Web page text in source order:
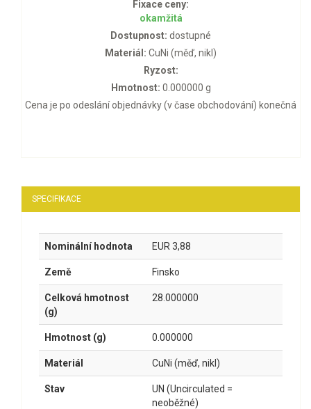
Fixace ceny:
okamžitá
Dostupnost: dostupné
Materiál: CuNi (měď, nikl)
Ryzost:
Hmotnost: 0.000000 g
Cena je po odeslání objednávky (v čase obchodování) konečná
SPECIFIKACE
Nominální hodnota EUR 3,88
Země Finsko
Celková hmotnost
(g)
28.000000
Hmotnost (g) 0.000000
Materiál CuNi (měď, nikl)
Stav
UN (Uncirculated =
neoběžné)